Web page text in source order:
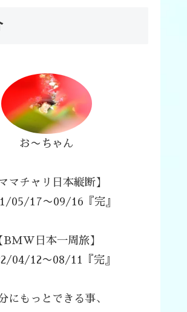
お〜ちゃん
ママチャリ日本縦断】
05/17〜09/16『完』
BMW日本一周旅】
04/12〜08/11『完』
にもっとできる事、